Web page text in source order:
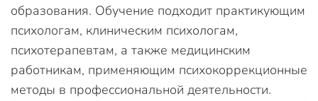
образования. Обучение подходит практикующим
психологам, клиническим психологам,
психотерапевтам, а также медицинским
работникам, применяющим психокоррекционные
методы в профессиональной деятельности.